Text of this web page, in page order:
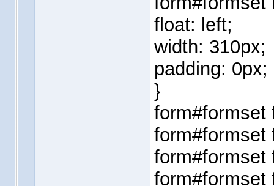
float: left;
width: 310px;
padding: 0px;
}
form#formset
form#formset
form#formset
form#formset